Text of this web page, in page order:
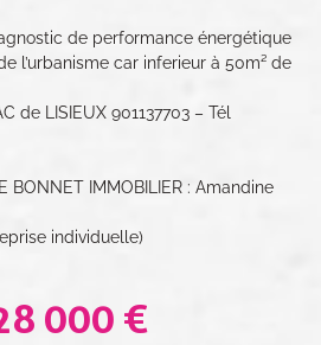
de performance énergétique
l’urbanisme car inferieur à 50m² de
de LISIEUX 901137703 – Tél
BONNET IMMOBILIER : Amandine
individuelle)
000 €